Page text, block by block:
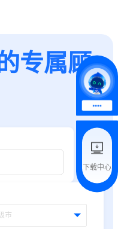
专属顾
下载中心
新优惠